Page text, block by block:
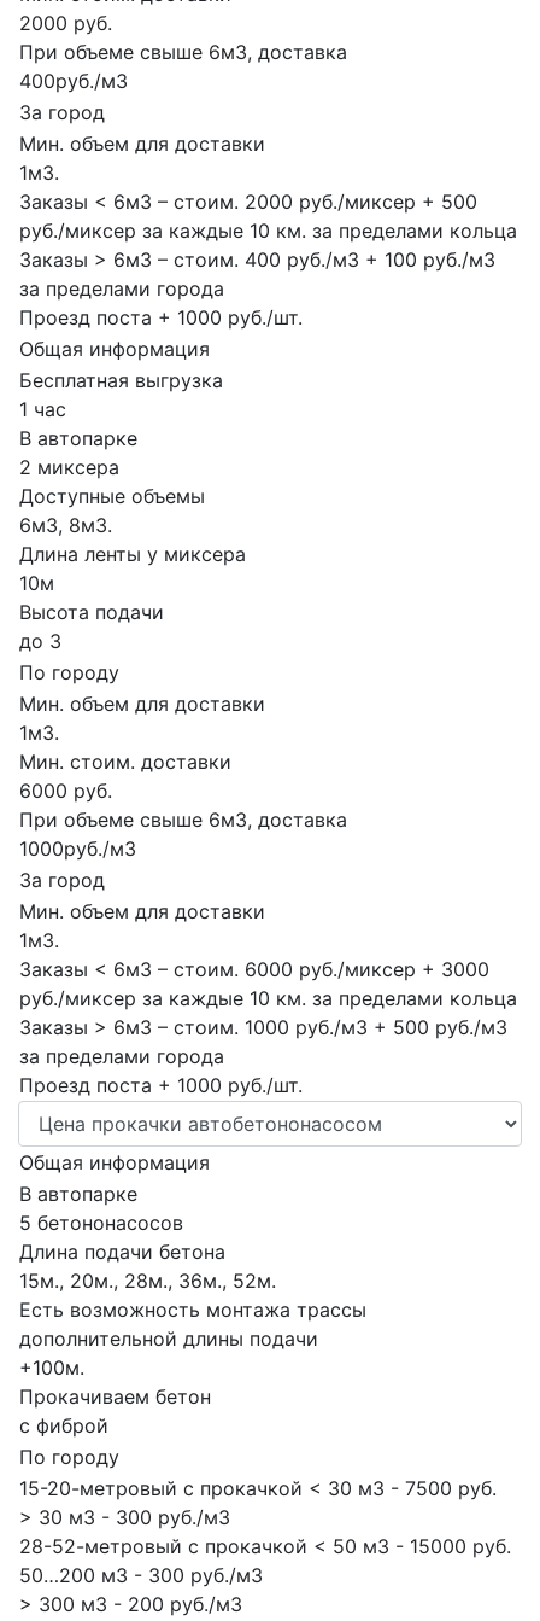
2000 руб.
При объеме свыше 6м3, доставка
400руб./м3
За город
Мин. объем для доставки
1м3.
Заказы < 6м3 – стоим. 2000 руб./миксер + 500
руб./миксер за каждые 10 км. за пределами кольца
Заказы > 6м3 – стоим. 400 руб./м3 + 100 руб./м3
за пределами города
Проезд поста + 1000 руб./шт.
Общая информация
Бесплатная выгрузка
1 час
В автопарке
2 миксера
Доступные объемы
6м3, 8м3.
Длина ленты у миксера
10м
Высота подачи
до 3
По городу
Мин. объем для доставки
1м3.
Мин. стоим. доставки
6000 руб.
При объеме свыше 6м3, доставка
1000руб./м3
За город
Мин. объем для доставки
1м3.
Заказы < 6м3 – стоим. 6000 руб./миксер + 3000
руб./миксер за каждые 10 км. за пределами кольца
Заказы > 6м3 – стоим. 1000 руб./м3 + 500 руб./м3
за пределами города
Проезд поста + 1000 руб./шт.
Общая информация
В автопарке
5 бетононасосов
Длина подачи бетона
15м., 20м., 28м., 36м., 52м.
Есть возможность монтажа трассы
дополнительной длины подачи
+100м.
Прокачиваем бетон
с фиброй
По городу
15-20-метровый с прокачкой < 30 м3 - 7500 руб.
> 30 м3 - 300 руб./м3
28-52-метровый с прокачкой < 50 м3 - 15000 руб.
50…200 м3 - 300 руб./м3
> 300 м3 - 200 руб./м3